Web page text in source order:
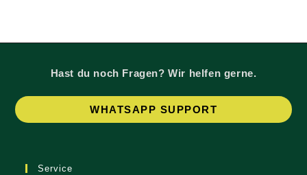
Hast du noch Fragen? Wir helfen gerne.
WHATSAPP SUPPORT
Service